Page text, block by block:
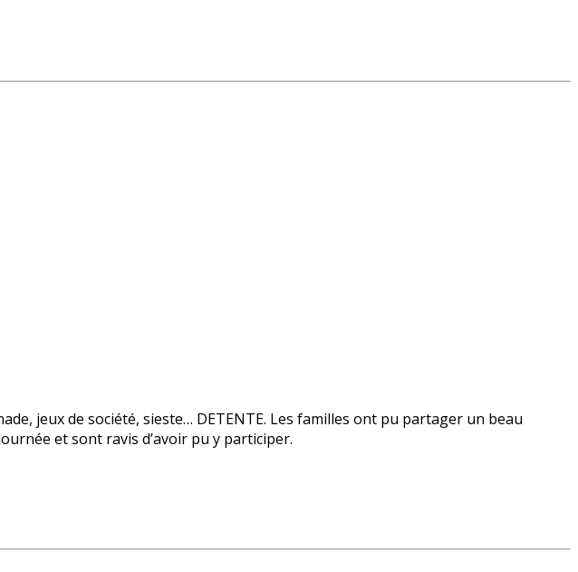
jeux de société, sieste… DETENTE. Les familles ont pu partager un beau
et sont ravis d’avoir pu y participer.